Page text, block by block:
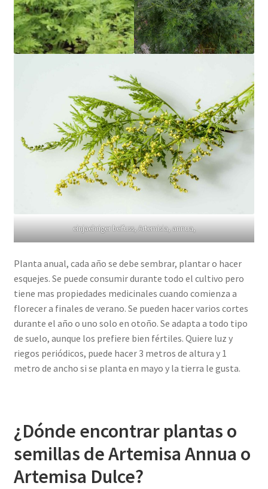
einjaehriger beifuss, Artemisia, annua,
Planta anual, cada año se debe sembrar, plantar o hacer
esquejes. Se puede consumir durante todo el cultivo pero
tiene mas propiedades medicinales cuando comienza a
florecer a finales de verano. Se pueden hacer varios cortes
durante el año o uno solo en otoño. Se adapta a todo tipo
de suelo, aunque los prefiere bien fértiles. Quiere luz y
riegos periódicos, puede hacer 3 metros de altura y 1
metro de ancho si se planta en mayo y la tierra le gusta.
¿Dónde encontrar plantas o
semillas de Artemisa Annua o
Artemisa Dulce?